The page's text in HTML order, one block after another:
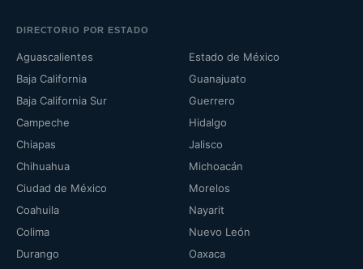
DIRECTORIO POR ESTADO
Aguascalientes
Baja California
Baja California Sur
Campeche
Chiapas
Chihuahua
Ciudad de México
Coahuila
Colima
Durango
Estado de México
Guanajuato
Guerrero
Hidalgo
Jalisco
Michoacán
Morelos
Nayarit
Nuevo León
Oaxaca